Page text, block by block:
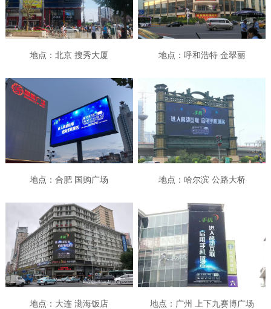
地点：北京 搜秀大厦 地点：呼和浩特 金翠丽
地点：合肥 国购广场 地点：哈尔滨 公路大桥
地点：大连 渤海饭店 地点：广州 上下九赛博广场